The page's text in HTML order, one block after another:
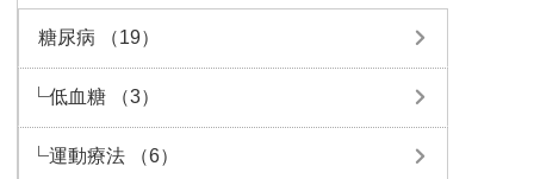
糖尿病 （19）
低血糖 （3）
運動療法 （6）